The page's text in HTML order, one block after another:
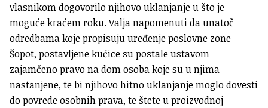
vlasnikom dogovorilo njihovo uklanjanje u što je
moguće kraćem roku. Valja napomenuti da unatoč
odredbama koje propisuju uređenje poslovne zone
Šopot, postavljene kućice su postale ustavom
zajamčeno pravo na dom osoba koje su u njima
nastanjene, te bi njihovo hitno uklanjanje moglo dovesti
do povrede osobnih prava, te štete u proizvodnoj